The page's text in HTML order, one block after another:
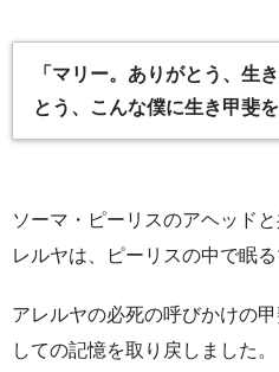
「マリー。ありがとう、生
とう、こんな僕に生き甲斐
ソーマ・ピーリスのアヘッド
レルヤは、ピーリスの中で眠
アレルヤの必死の呼びかけの
しての記憶を取り戻しました。